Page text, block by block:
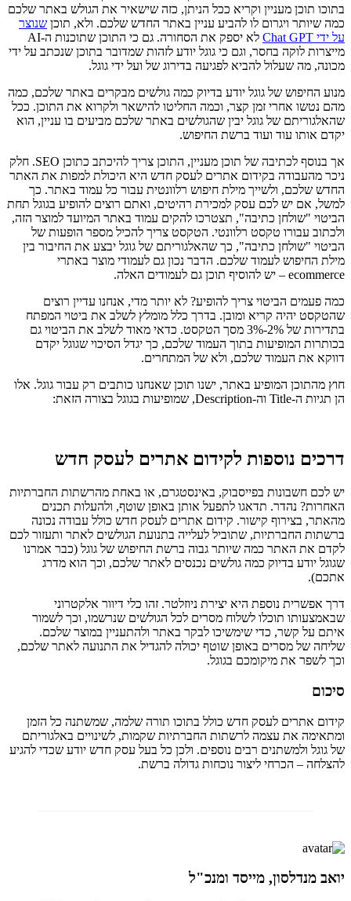
בתוכו תוכן מעניין וקריא ככל הניתן, כזה שישאיר את הגולש באתר שלכם
כמה שיותר ויגרום לו להביע עניין באתר החדש שלכם. ולא, תוכן שנוצר
על ידי Chat GPT
לא יספק את הסחורה. גם כי התוכן שתוכנות ה-AI
מייצרות לוקה בחסר, וגם כי גוגל יודע לזהות שמדובר בתוכן שנכתב על ידי
מכונה, מה שעלול להביא לפגיעה בדירוג של ועל ידי גוגל.
מנוע החיפוש של גוגל יודע בדיוק כמה גולשים מבקרים באתר שלכם, כמה
מהם נטשו אחרי זמן קצר, וכמה החליטו להישאר ולקרוא את התוכן. ככל
שהאלגוריתם של גוגל יבין שהגולשים באתר שלכם מביעים בו עניין, הוא
יקדם אותו עוד ועוד ברשת החיפוש.
אך בנוסף לכתיבה של תוכן מעניין, התוכן צריך להיכתב כתוכן SEO. חלק
ניכר מהעבודה בקידום אתרים לעסק חדש היא היכולת למפות את האתר
החדש שלכם, ולשייך מילת חיפוש רלוונטית עבור כל עמוד באתר. כך
למשל, אם יש לכם עסק למכירת רהיטים, ואתם רוצים להופיע בגוגל תחת
הביטוי "שולחן כתיבה", תצטרכו להקים עמוד באתר המיועד למוצר הזה,
ולכתוב עבורו טקסט רלוונטי. הטקסט צריך להכיל מספר הופעות של
הביטוי "שולחן כתיבה", כך שהאלגוריתם של גוגל יבצע את החיבור בין
מילת החיפוש לעמוד שלכם. הדבר נכון גם לעמודי מוצר באתרי
ecommerce – יש להוסיף תוכן גם לעמודים האלה.
כמה פעמים הביטוי צריך להופיע? לא יותר מדי, אנחנו עדיין רוצים
שהטקסט יהיה קריא ומובן. בדרך כלל מומלץ לשלב את ביטוי המפתח
בתדירות של 2%-3% מסך הטקסט. כדאי מאוד לשלב את הביטוי גם
בכותרות המופיעות בתוך העמוד שלכם, כך יגדל הסיכוי שגוגל יקדם
דווקא את העמוד שלכם, ולא של המתחרים.
חוץ מהתוכן המופיע באתר, ישנו תוכן שאנחנו כותבים רק עבור גוגל. אלו
הן תגיות ה-Title וה-Description, שמופיעות בגוגל בצורה הזאת:
דרכים נוספות לקידום אתרים לעסק חדש
יש לכם חשבונות בפייסבוק, באינסטגרם, או באחת מהרשתות החברתיות
האחרות? נהדר. תדאגו לתפעל אותן באופן שוטף, ולהעלות תכנים
מהאתר, בצירוף קישור. קידום אתרים לעסק חדש כולל עבודה נכונה
ברשתות החברתיות, שתוביל לעלייה בתנועת הגולשים לאתר ותעזור לכם
לקדם את האתר כמה שיותר גבוה ברשת החיפוש של גוגל (כבר אמרנו
שגוגל יודע בדיוק כמה גולשים נכנסים לאתר שלכם, וכך הוא מדרג
אתכם).
דרך אפשרית נוספת היא יצירת ניוזלטר. זהו כלי דיוור אלקטרוני
שבאמצעותו תוכלו לשלוח מסרים לכל הגולשים שנרשמו, וכך לשמור
איתם על קשר, כדי שימשיכו לבקר באתר ולהתעניין במוצר שלכם.
שליחה של מסרים באופן שוטף יכולה להגדיל את התנועה לאתר שלכם,
וכך לשפר את מיקומכם בגוגל.
סיכום
קידום אתרים לעסק חדש כולל בתוכו תורה שלמה, שמשתנה כל הזמן
ומתאימה את עצמה לרשתות החברתיות שקמות, לשינויים באלגוריתם
של גוגל ולמשתנים רבים נוספים. ולכן כל בעל עסק חדש יודע שכדי להגיע
להצלחה – הכרחי ליצור נוכחות גדולה ברשת.
יואב מנדלסון, מייסד ומנכ"ל